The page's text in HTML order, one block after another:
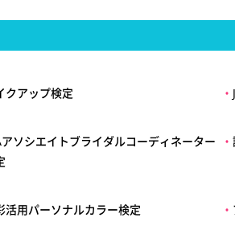
クアップ検定 ・
ソシエイトブライダルコーディネーター
・
活用パーソナルカラー検定 ・